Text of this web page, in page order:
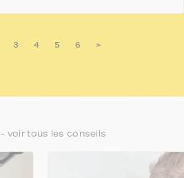
3 4 5 6 >
- voir tous les conseils